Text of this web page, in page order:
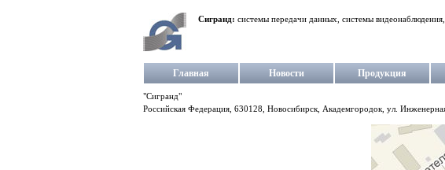
Сигранд: системы передачи данных, системы
Главная Новости Продукция
"Сигранд"
Российская Федерация, 630128, Новосибирск, Академгородок, ул.